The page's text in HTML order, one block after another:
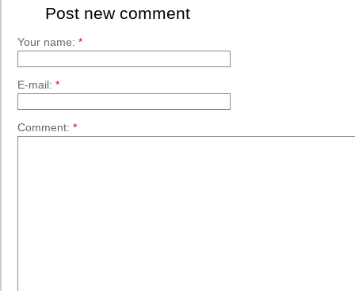
Post new comment
Your name: *
E-mail: *
Comment: *